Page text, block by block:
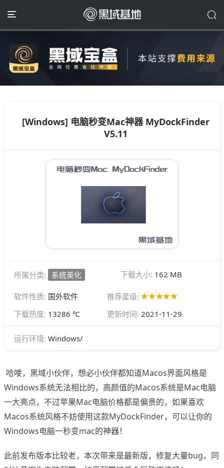
[Windows] 电脑秒变Mac神器 MyDockFinder
V5.11
所属分类: 系统美化 下载大小: 162 MB
软件性质: 国外软件
推荐星级:
下载热度: 13286 ℃ 更新时间: 2021-11-29
运行环境: Windows/
哈喽，黑域小伙伴，想必小伙伴都知道Macos界面风格是
Windows系统无法相比的，高颜值的Macos系统是Mac电脑
一大亮点，不过苹果Mac电脑价格都是偏贵的，如果喜欢
Macos系统风格不妨使用这款MyDockFinder，可以让你的
Windows电脑一秒变mac的神器！
此前发布版本比较老，本次带来是最新版，修复大量bug，同